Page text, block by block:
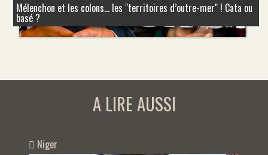
Mélenchon et les colons... les "territoires d’outre-mer" ! Cata ou
basé ?
A LIRE AUSSI
Niger